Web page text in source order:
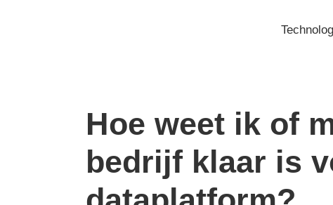
Hoe weet ik of
bedrijf klaar is